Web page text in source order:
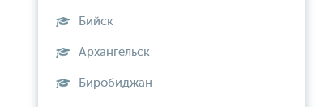
Бийск
Архангельск
Биробиджан